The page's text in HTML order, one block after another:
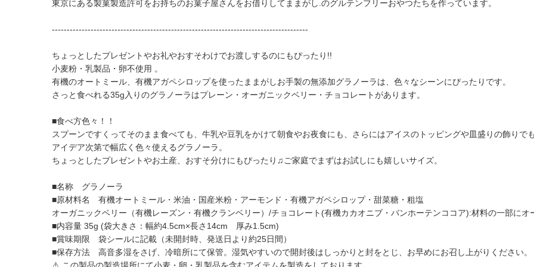
東京にある製菓製造許可をお持ちのお菓子屋さんをお借りしてままがし.のグルテンフリーおやつたちを作っています。
--------------------------------------------------------------------------------------
ちょっとしたプレゼントやお礼やおすそわけでお渡しするのにもぴったり!!
小麦粉・乳製品・卵不使用 。
有機のオートミール、有機アガペシロップを使ったままがしお手製の無添加グラノーラは、色々なシーンにぴったりです。
さっと食べれる35g入りのグラノーラはプレーン・オーガニックベリー・チョコレートがあります。
■食べ方色々！！
スプーンですくってそのまま食べても、牛乳や豆乳をかけて朝食やお夜食にも、さらにはアイスのトッピングや皿盛りの飾りで
アイデア次第で幅広く色々使えるグラノーラ。
ちょっとしたプレゼントやお土産、おすそ分けにもぴったり♫ご家庭でまずはお試しにも嬉しいサイズ。
■名称 グラノーラ
■原材料名 有機オートミール・米油・国産米粉・アーモンド・有機アガペシロップ・甜菜糖・粗塩
オーガニックベリー（有機レーズン・有機クランベリー）/チョコレート(有機カカオニブ・バンホーテンココア):材料の一部
■内容量 35g (袋大きさ：幅約4.5cm×長さ14cm 厚み1.5cm)
■賞味期限 袋シールに記載（未開封時、発送日より約25日間）
■保存方法 高音多湿をさげ、冷暗所にて保管。湿気やすいので開封後はしっかりと封をとじ、お早めにお召し上がりください。